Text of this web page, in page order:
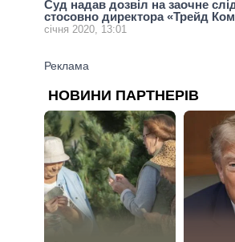
Суд надав дозвіл на заочне
стосовно директора «Трейд
січня 2020, 13:01